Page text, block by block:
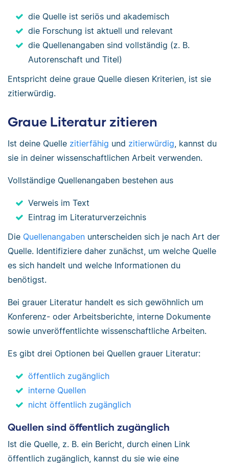
die Quelle ist seriös und akademisch
die Forschung ist aktuell und relevant
die Quellenangaben sind vollständig (z. B.
Autorenschaft und Titel)
Entspricht deine graue Quelle diesen Kriterien, ist sie
zitierwürdig.
Graue Literatur zitieren
Ist deine Quelle zitierfähig und zitierwürdig , kannst du
sie in deiner wissenschaftlichen Arbeit verwenden.
Vollständige Quellenangaben bestehen aus
Verweis im Text
Eintrag im Literaturverzeichnis
Die Quellenangaben unterscheiden sich je nach Art der
Quelle. Identifiziere daher zunächst, um welche Quelle
es sich handelt und welche Informationen du
benötigst.
Bei grauer Literatur handelt es sich gewöhnlich um
Konferenz- oder Arbeitsberichte, interne Dokumente
sowie unveröffentlichte wissenschaftliche Arbeiten.
Es gibt drei Optionen bei Quellen grauer Literatur:
öffentlich zugänglich
interne Quellen
nicht öffentlich zugänglich
Quellen sind öffentlich zugänglich
Ist die Quelle, z. B. ein Bericht, durch einen Link
öffentlich zugänglich, kannst du sie wie eine